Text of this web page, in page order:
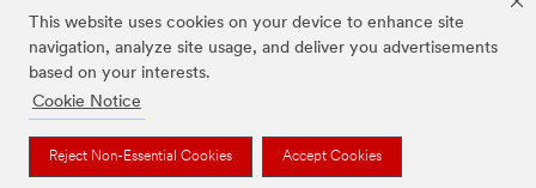
This website uses cookies on your device to enhance site
navigation, analyze site usage, and deliver you advertisements
based on your interests.
Cookie Notice
Reject Non-Essential Cookies Accept Cookies
Scotch-Brite®為3M註冊商標